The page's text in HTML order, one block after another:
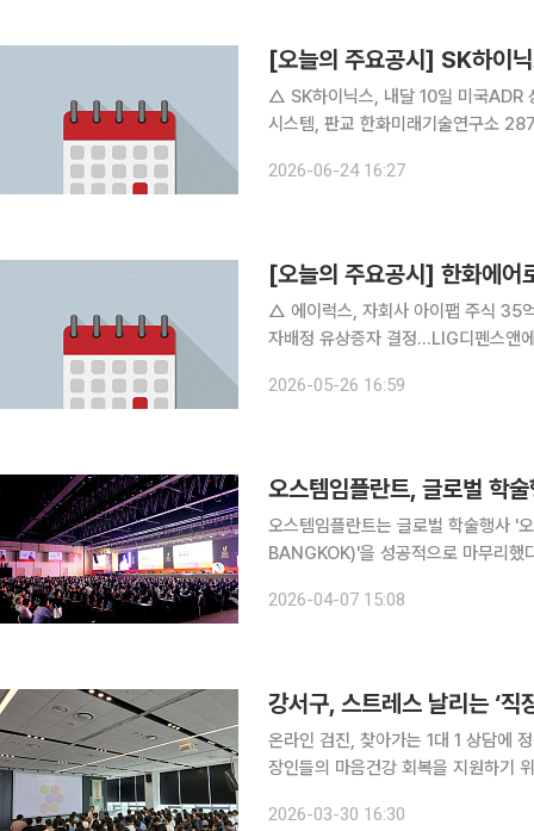
[오늘의 주요공시] SK하이닉
△ SK하이닉스, 내달 10일 미국ADR
시스템, 판교 한화미래기술연구소 2879억원에 매입 △ 한국전력공
2026-06-24 16:27
[오늘의 주요공시] 한화에어
△ 에이럭스, 자회사 아이팹 주식 35억원 규모 취득
자배정 유상증자 결정…LIG디펜스앤에어로 대상 △ 한화솔루션, 유상증자
명 사망 △ 계룡건설, 고양장항지구
2026-05-26 16:59
오스템임플란트, 글로벌 학
오스템임플란트는 글로벌 학술행
BANGKOK)'을 성공적으로 마무리했다고 7일 밝혔다. 오스템월드
을 공유하고 고견을 나누는 자리다.
2026-04-07 15:08
강서구, 스트레스 날리는 ‘직
온라인 검진, 찾아가는 1대 1 상담에 정신건강 교육 서비스
장인들의 마음건강 회복을 지원하기 위해 나섰다고 30
2026-03-30 16:30